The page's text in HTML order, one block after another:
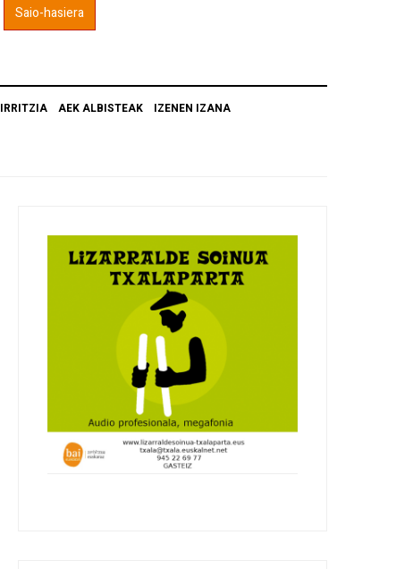
IRRITZIA AEK ALBISTEAK IZENEN IZANA